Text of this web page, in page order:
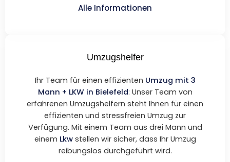
Alle Informationen
Umzugshelfer
Ihr Team für einen effizienten Umzug mit 3
Mann + LKW in Bielefeld: Unser Team von
erfahrenen Umzugshelfern steht Ihnen für einen
effizienten und stressfreien Umzug zur
Verfügung. Mit einem Team aus drei Mann und
einem Lkwstellen wir sicher, dass Ihr Umzug
reibungslos durchgeführt wird.